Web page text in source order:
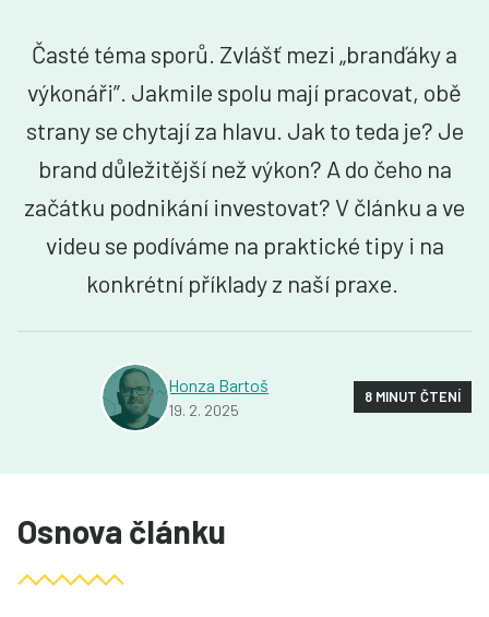
Časté téma sporů. Zvlášť mezi „branďáky a
výkonáři”. Jakmile spolu mají pracovat, obě
strany se chytají za hlavu. Jak to teda je? Je
brand důležitější než výkon? A do čeho na
začátku podnikání investovat? V článku a ve
videu se podíváme na praktické tipy i na
konkrétní příklady z naší praxe.
Honza Bartoš
19. 2. 2025
8 MINUT ČTENÍ
Osnova článku